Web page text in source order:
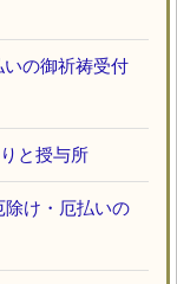
の御祈祷受付
と授与所
除け・厄払いの